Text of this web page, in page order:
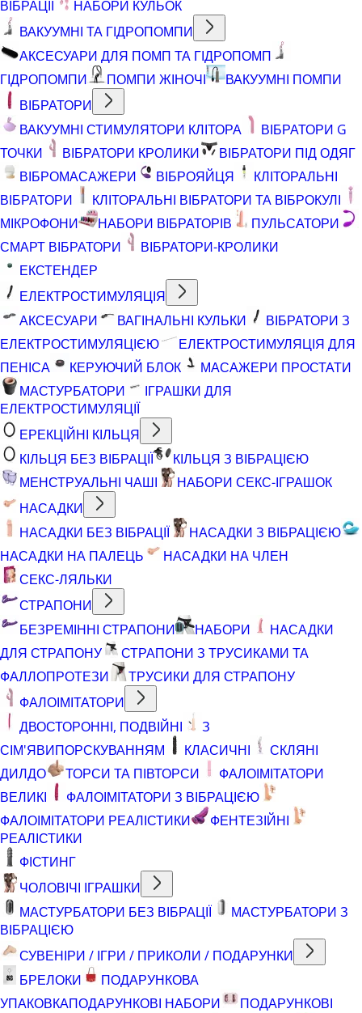
ВІБРАЦІЇ
НАБОРИ КУЛЬОК
ВАКУУМНІ ТА ГІДРОПОМПИ
АКСЕСУАРИ ДЛЯ ПОМП ТА ГІДРОПОМП
ГІДРОПОМПИ
ПОМПИ ЖІНОЧІ
ВАКУУМНІ ПОМПИ
ВІБРАТОРИ
ВАКУУМНІ СТИМУЛЯТОРИ КЛІТОРА
ВІБРАТОРИ G
ТОЧКИ
ВІБРАТОРИ КРОЛИКИ
ВІБРАТОРИ ПІД ОДЯГ
ВІБРОМАСАЖЕРИ
ВІБРОЯЙЦЯ
КЛІТОРАЛЬНІ
ВІБРАТОРИ
КЛІТОРАЛЬНІ ВІБРАТОРИ ТА ВІБРОКУЛІ
МІКРОФОНИ
НАБОРИ ВІБРАТОРІВ
ПУЛЬСАТОРИ
СМАРТ ВІБРАТОРИ
ВІБРАТОРИ-КРОЛИКИ
ЕКСТЕНДЕР
ЕЛЕКТРОСТИМУЛЯЦІЯ
АКСЕСУАРИ
ВАГІНАЛЬНІ КУЛЬКИ
ВІБРАТОРИ З
ЕЛЕКТРОСТИМУЛЯЦІЄЮ
ЕЛЕКТРОСТИМУЛЯЦІЯ ДЛЯ
ПЕНІСА
КЕРУЮЧИЙ БЛОК
МАСАЖЕРИ ПРОСТАТИ
МАСТУРБАТОРИ
ІГРАШКИ ДЛЯ
ЕЛЕКТРОСТИМУЛЯЦІЇ
ЕРЕКЦІЙНІ КІЛЬЦЯ
КІЛЬЦЯ БЕЗ ВІБРАЦІЇ
КІЛЬЦЯ З ВІБРАЦІЄЮ
МЕНСТРУАЛЬНІ ЧАШІ
НАБОРИ СЕКС-ІГРАШОК
НАСАДКИ
НАСАДКИ БЕЗ ВІБРАЦІЇ
НАСАДКИ З ВІБРАЦІЄЮ
НАСАДКИ НА ПАЛЕЦЬ
НАСАДКИ НА ЧЛЕН
СЕКС-ЛЯЛЬКИ
СТРАПОНИ
БЕЗРЕМІННІ СТРАПОНИ
НАБОРИ
НАСАДКИ
ДЛЯ СТРАПОНУ
СТРАПОНИ З ТРУСИКАМИ ТА
ФАЛЛОПРОТЕЗИ
ТРУСИКИ ДЛЯ СТРАПОНУ
ФАЛОІМІТАТОРИ
ДВОСТОРОННІ, ПОДВІЙНІ
З
СІМ'ЯВИПОРСКУВАННЯМ
КЛАСИЧНІ
СКЛЯНІ
ДИЛДО
ТОРСИ ТА ПІВТОРСИ
ФАЛОІМІТАТОРИ
ВЕЛИКІ
ФАЛОІМІТАТОРИ З ВІБРАЦІЄЮ
ФАЛОІМІТАТОРИ РЕАЛІСТИКИ
ФЕНТЕЗІЙНІ
РЕАЛІСТИКИ
ФІСТИНГ
ЧОЛОВІЧІ ІГРАШКИ
МАСТУРБАТОРИ БЕЗ ВІБРАЦІЇ
МАСТУРБАТОРИ З
ВІБРАЦІЄЮ
СУВЕНІРИ / ІГРИ / ПРИКОЛИ / ПОДАРУНКИ
БРЕЛОКИ
ПОДАРУНКОВА
УПАКОВКАПОДАРУНКОВІ НАБОРИ
ПОДАРУНКОВІ